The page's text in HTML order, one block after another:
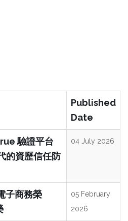
Published
Date
驗證平台
的資歷信任防
04 July 2026
子商務榮
05 February
2026